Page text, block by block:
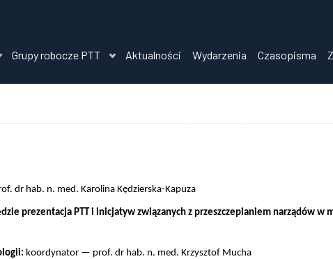
Grupy robocze PTT Aktualności Wydarzenia Czasopisma
dr hab. n. med. Karolina Kędzierska-Kapuza
prezentacja PTT i inicjatyw związanych z przeszczepianiem narządów w
koordynator — prof. dr hab. n. med. Krzysztof Mucha